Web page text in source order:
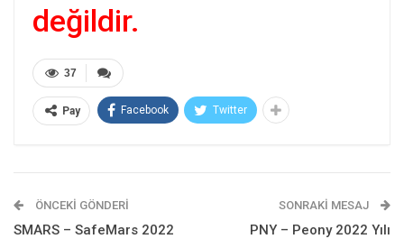
değildir.
37
Pay Facebook Twitter
ÖNCEKI GÖNDERI
SMARS – SafeMars 2022
SONRAKI MESAJ
PNY – Peony 2022 Yılı